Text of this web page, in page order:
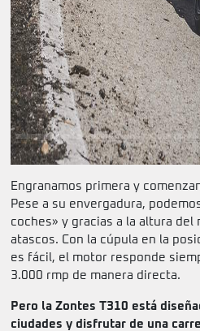
Engranamos primera y
Pese a su envergadura,
coches» y gracias a la altura del
atascos. Con la cúpula en la
es fácil, el motor responde
3.000 rmp de manera directa.
Pero la Zontes T310 está
ciudades y disfrutar de una